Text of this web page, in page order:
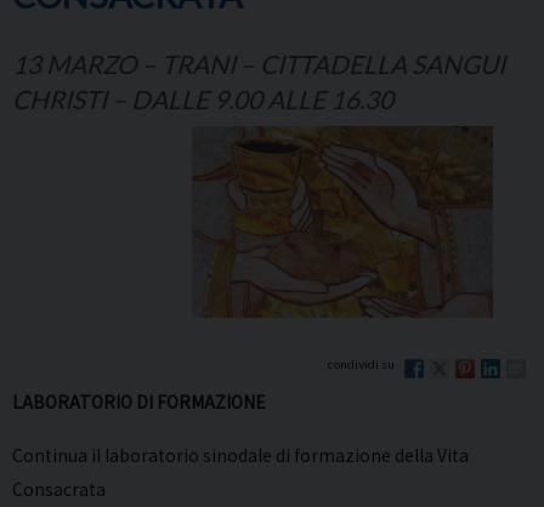
13 MARZO – TRANI – CITTADELLA SANGUI
CHRISTI – DALLE 9.00 ALLE 16.30
LABORATORIO DI FORMAZIONE
Continua il laboratorio sinodale di formazione della Vita
Consacrata